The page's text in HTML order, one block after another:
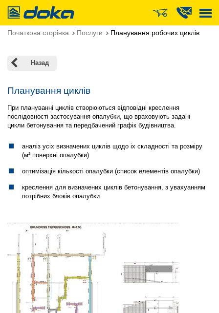
Doka
Початкова сторінка Послуги Планування робочих циклів
Назад
Планування циклів
При плануванні циклів створюються відповідні креслення
послідовності застосування опалубки, що враховують задані
цикли бетонування та передбачений графік будівництва.
аналіз усіх визначених циклів щодо іх складності та розміру
(м² поверхні опалубки)
оптимізація кількості опалубки (список елементів опалубки)
креслення для визначених циклів бетонування, з увахуанням
потрібних блоків опалубки